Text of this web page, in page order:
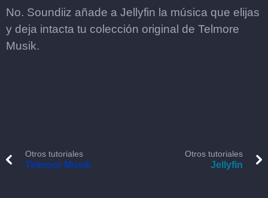
No. Soundiiz añade a Jellyfin la música que elijas
y deja intacta tu colección original de Telmore
Musik.
Otros tutoriales
Telmore Musik
Otros tutoriales
Jellyfin